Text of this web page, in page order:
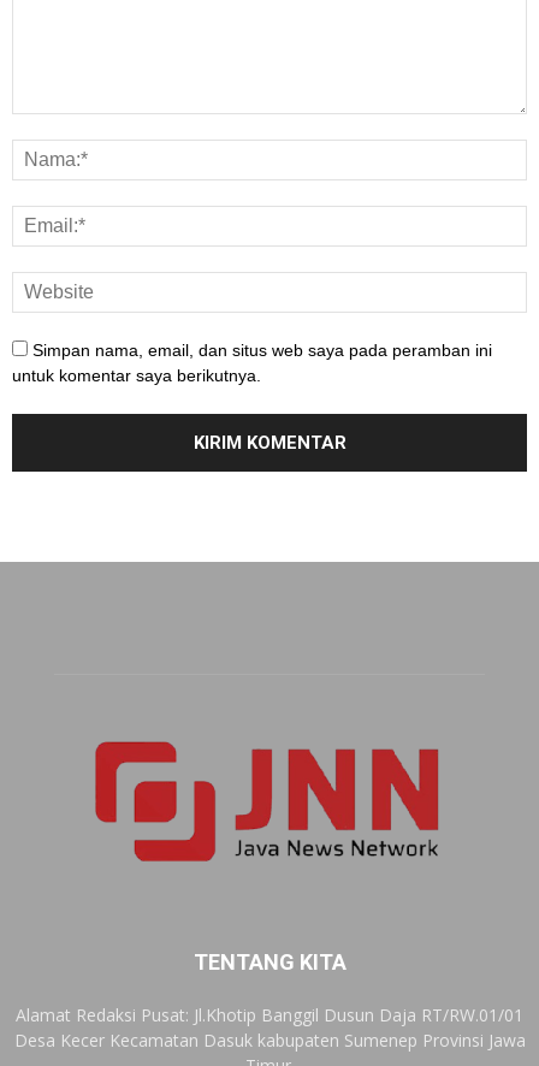
Simpan nama, email, dan situs web saya pada peramban ini
untuk komentar saya berikutnya.
TENTANG KITA
Alamat Redaksi Pusat: Jl.Khotip Banggil Dusun Daja RT/RW.01/01
Desa Kecer Kecamatan Dasuk kabupaten Sumenep Provinsi Jawa